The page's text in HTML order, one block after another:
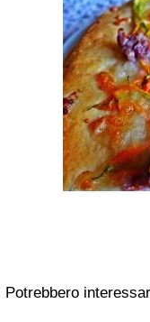
Potrebbero